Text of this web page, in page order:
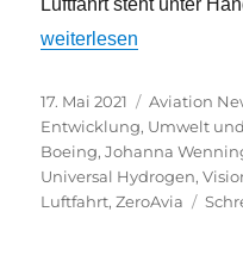
„Flugzeugbauer und
weiterlesen
Veröffentlicht
am
17. Mai 2021 Kategorien
Aviation
Entwicklung, Umwelt
Boeing,Johanna
Universal Hydrogen,
Luftfahrt,ZeroAvia